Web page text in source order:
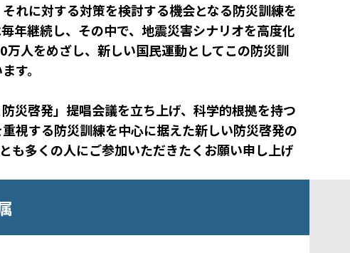
れに対する対策を検討する機会となる防災訓練を
年継続し、その中で、地震災害シナリオを高度化
人をめざし、新しい国民運動としてこの防災訓
す。
災啓発」提唱会議を立ち上げ、科学的根拠を持つ
視する防災訓練を中心に据えた新しい防災啓発の
も多くの人にご参加いただきたくお願い申し上げ